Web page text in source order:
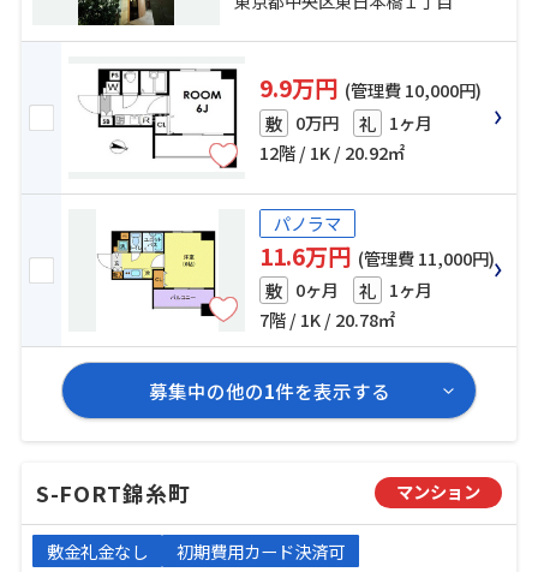
9.9万円 (管理費 10,000円)
敷 0万円 礼 1ヶ月
12階 / 1K / 20.92㎡
パノラマ
11.6万円 (管理費 11,000円)
敷 0ヶ月 礼 1ヶ月
7階 / 1K / 20.78㎡
募集中の他の1件を表示する
S-FORT錦糸町 マンション
敷金礼金なし 初期費用カード決済可